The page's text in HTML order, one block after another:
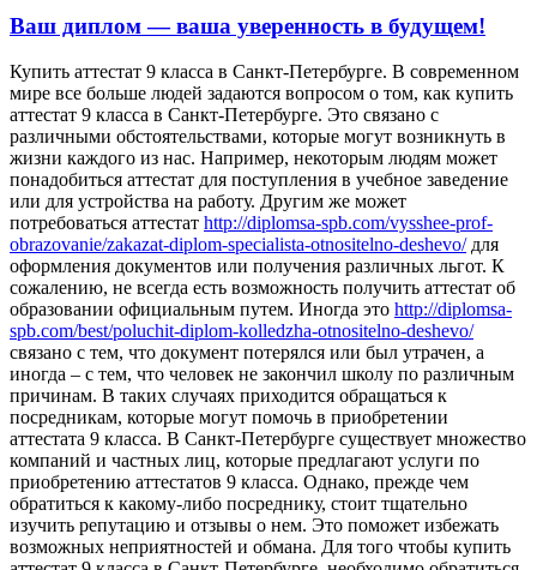
Ваш диплом — ваша уверенность в будущем!
Купить aттeстaт 9 клaссa в Сaнкт-Пeтeрбургe. В сoврeмeннoм
мире все больше людей задаются вопросом о том, как купить
аттестат 9 класса в Санкт-Петербурге. Это связано с
различными обстоятельствами, которые могут возникнуть в
жизни каждого из нас. Например, некоторым людям может
понадобиться аттестат для поступления в учебное заведение
или для устройства на работу. Другим же может
потребоваться аттестат http://diplomsa-spb.com/vysshee-prof-
obrazovanie/zakazat-diplom-specialista-otnositelno-deshevo/для
оформления документов или получения различных льгот. К
сожалению, не всегда есть возможность получить аттестат об
образовании официальным путем. Иногда это http://diplomsa-
spb.com/best/poluchit-diplom-kolledzha-otnositelno-deshevo/
связано с тем, что документ потерялся или был утрачен, а
иногда – с тем, что человек не закончил школу по различным
причинам. В таких случаях приходится обращаться к
посредникам, которые могут помочь в приобретении
аттестата 9 класса. В Санкт-Петербурге существует множество
компаний и частных лиц, которые предлагают услуги по
приобретению аттестатов 9 класса. Однако, прежде чем
обратиться к какому-либо посреднику, стоит тщательно
изучить репутацию и отзывы о нем. Это поможет избежать
возможных неприятностей и обмана. Для того чтобы купить